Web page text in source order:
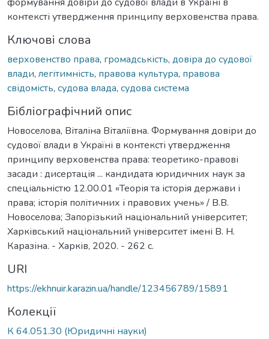
контексті утвердження принципу верховенства права.
Ключові слова
верховенство права, громадськість, довіра до судової
влади, легітимність, правова культура, правова
свідомість, судова влада, судова система
Бібліографічний опис
Новоселова, Віталіна Віталіївна. Формування довіри до
судової влади в Україні в контексті утвердження
принципу верховенства права: теоретико-правові
засади : дисертація ... кандидата юридичних наук за
спеціальністю 12.00.01 «Теорія та історія держави і
права; історія політичних і правових учень» / В.В.
Новоселова; Запорізький національний університет;
Харківський національний університет імені В. Н.
Каразіна. - Харків, 2020. - 262 с.
URI
https://ekhnuir.karazin.ua/handle/123456789/15891
Колекції
К 64.051.30 (Юридичні науки)